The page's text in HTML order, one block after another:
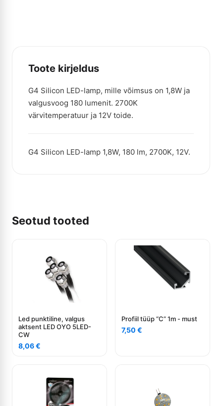
Toote kirjeldus
G4 Silicon LED-lamp, mille võimsus on 1,8W ja
valgusvoog 180 lumenit. 2700K
värvitemperatuur ja 12V toide.
G4 Silicon LED-lamp 1,8W, 180 lm, 2700K, 12V.
Seotud tooted
Led punktiline, valgus
aktsent LED OYO 5LED-
CW
8,06€
Profiil tüüp “C” 1m - must
7,50 €